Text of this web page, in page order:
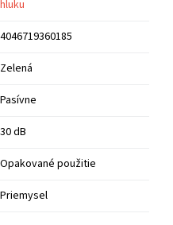
hluku
4046719360185
Zelená
Pasívne
30 dB
Opakované použitie
Priemysel